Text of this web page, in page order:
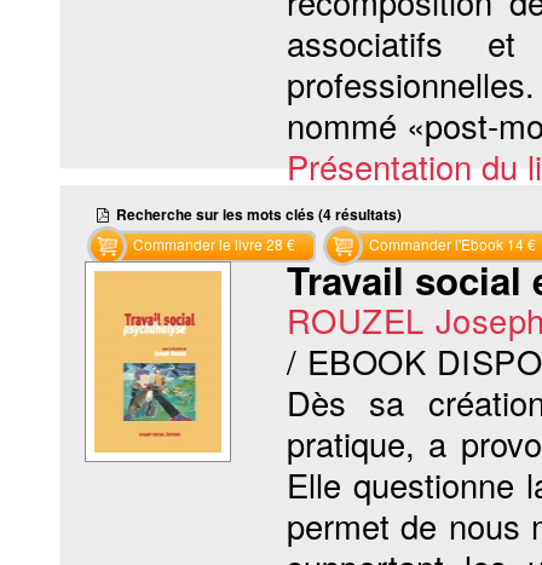
associatifs et
nommé «post-
Présentation du
Commander le livre 28 € Commander l'Ebook 14 €
Recherche sur les mots clés (4 résultats)
Travail social
ROUZEL
/ EBOOK
Dès sa
pratique, a
Elle questionne
permet de nous